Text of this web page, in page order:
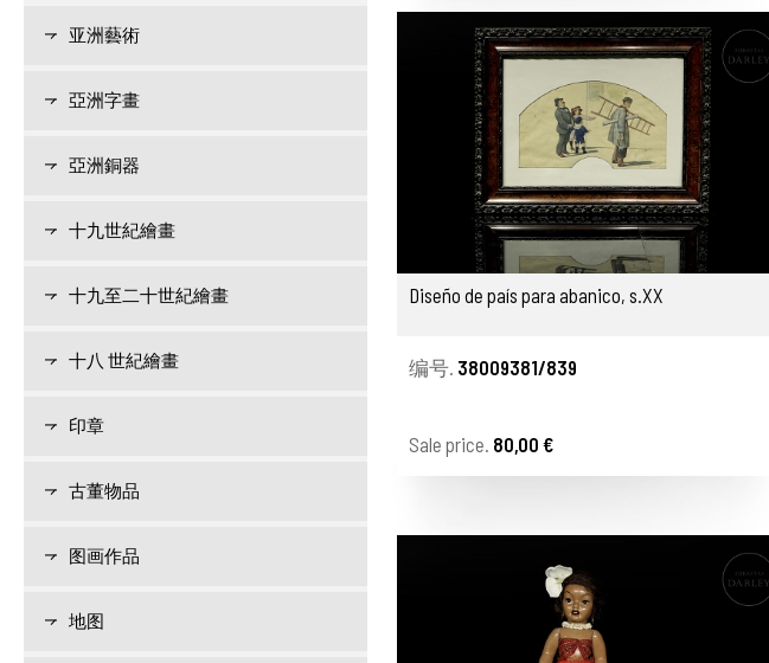
亚洲藝術
亞洲字畫
亞洲銅器
十九世紀繪畫
十九至二十世紀繪畫
十八 世紀繪畫
印章
古董物品
图画作品
地图
Diseño de país para abanico, s.XX
编号. 38009381/839
Sale price. 80,00 €